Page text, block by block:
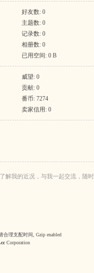
好友数: 0
主题数: 0
记录数: 0
相册数: 0
已用空间: 0 B
威望: 0
贡献: 0
番币: 7274
卖家信用: 0
解我的近况，与我一起交流，随
合理支配时间, Gzip enabled
Corporation